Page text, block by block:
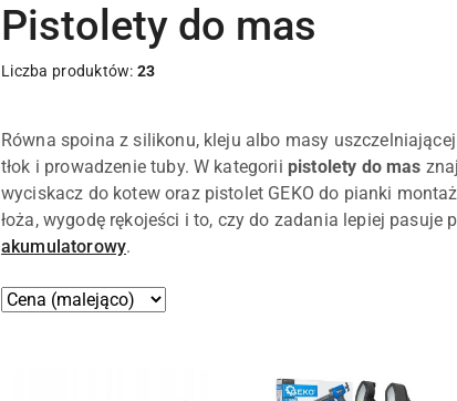
Pistolety do mas
Liczba produktów:23
Równa spoina z silikonu, kleju albo masy
tłok i prowadzenie tuby. W kategorii pistolety do mas
wyciskacz do kotew oraz pistolet GEKO do pianki
łoża, wygodę rękojeści i to, czy do zadania lepiej
akumulatorowy.
Zastosowano
Sortuj